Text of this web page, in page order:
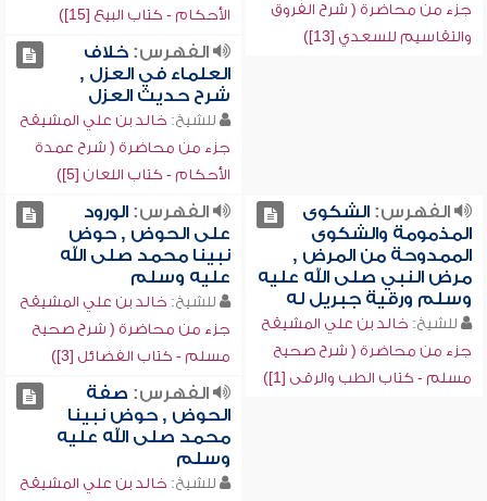
جزء من محاضرة ( شرح الفروق
والتقاسيم للسعدي [13])
الأحكام - كتاب البيع [15])
الفهرس:خلاف
العلماء في العزل ,
شرح حديث العزل
للشيخ: خالد بن علي المشيقح
جزء من محاضرة ( شرح عمدة
الأحكام - كتاب اللعان [5])
الفهرس:الشكوى
المذمومة والشكوى
الممدوحة من المرض ,
مرض النبي صلى الله عليه
وسلم ورقية جبريل له
للشيخ: خالد بن علي المشيقح
جزء من محاضرة ( شرح صحيح
مسلم - كتاب الطب والرقى [1])
الفهرس:الورود
على الحوض , حوض
نبينا محمد صلى الله
عليه وسلم
للشيخ: خالد بن علي المشيقح
جزء من محاضرة ( شرح صحيح
مسلم - كتاب الفضائل [3])
الفهرس: صفة
الحوض , حوض نبينا
محمد صلى الله عليه
وسلم
للشيخ: خالد بن علي المشيقح